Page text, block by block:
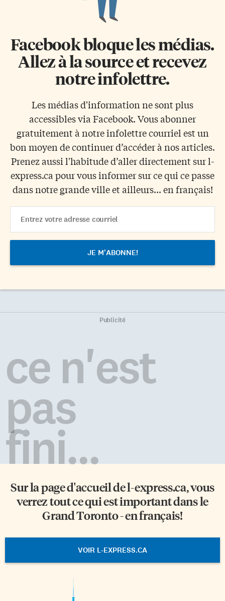
Facebook bloque les médias.
Allez à la source et recevez
notre infolettre.
Les médias d'information ne sont plus
accessibles via Facebook. Vous abonner
gratuitement à notre infolettre courriel est un
bon moyen de continuer d’accéder à nos articles.
Prenez aussi l'habitude d’aller directement sur l-
express.ca pour vous informer sur ce qui ce passe
dans notre grande ville et ailleurs... en français!
Address
Publicité
ce n'est
pas
fini...
Sur la page d'accueil del-express.ca, vous
verrez tout ce qui est important dans le
Grand Toronto - en français!
VOIR L-EXPRESS.CA